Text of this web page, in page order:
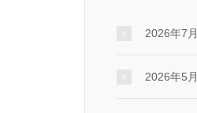
2026年7月
2026年5月